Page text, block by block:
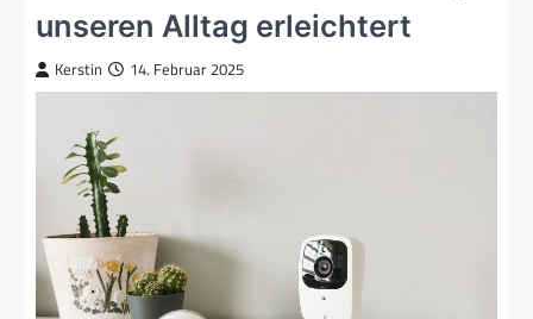
unseren Alltag erleichtert
Kerstin 14. Februar 2025